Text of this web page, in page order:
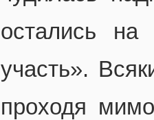
остались
участь».
проходя